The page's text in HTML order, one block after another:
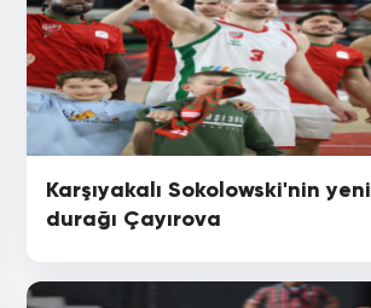
Karşıyakalı Sokolowski'nin yeni
durağı Çayırova